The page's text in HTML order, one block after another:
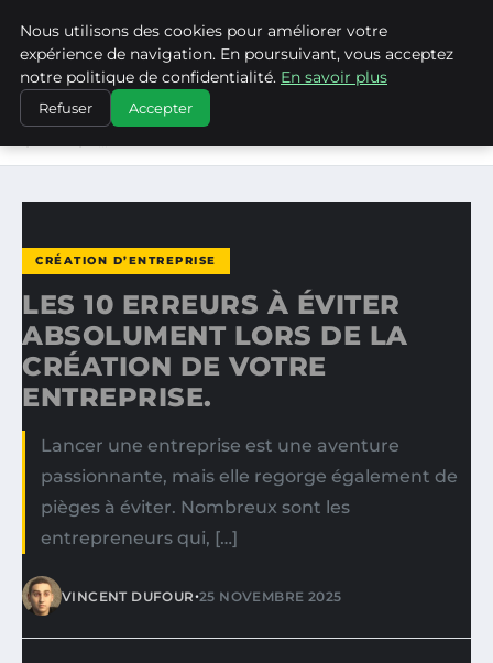
MEDIA EDGE
ACCUEIL
CRÉATION D’ENTREPRISE
LES 10 ERREURS À ÉVITER ABSOLUMENT LORS DE LA
CRÉATION D’ENTREPRISE
LES 10 ERREURS À ÉVITER
ABSOLUMENT LORS DE LA
CRÉATION DE VOTRE
ENTREPRISE.
Lancer une entreprise est une aventure
passionnante, mais elle regorge également de
pièges à éviter. Nombreux sont les
entrepreneurs qui, […]
VINCENT DUFOUR•25 NOVEMBRE 2025
Nous utilisons des cookies pour améliorer votre
expérience de navigation. En poursuivant, vous acceptez
notre politique de confidentialité. En savoir plus
Refuser Accepter